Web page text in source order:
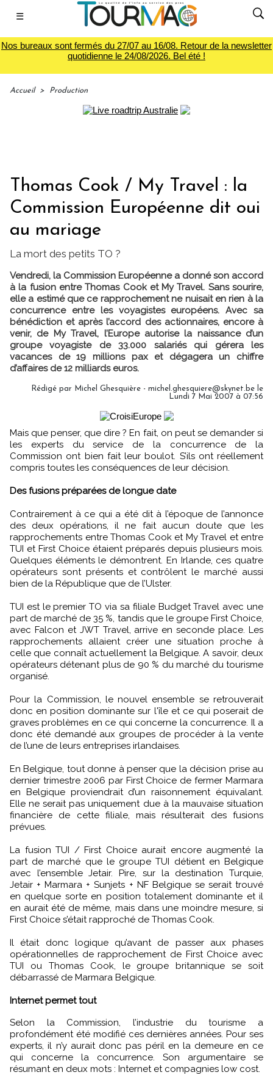
☰
Nos bureaux sont fermés du 27/07 au 16/08. Retour de la newsletter
quotidienne le 24/08/2026. Bel été !
Accueil > Production
Thomas Cook / My Travel : la
Commission Européenne dit oui
au mariage
La mort des petits TO ?
Vendredi, la Commission Européenne a donné son accord
à la fusion entre Thomas Cook et My Travel. Sans sourire,
elle a estimé que ce rapprochement ne nuisait en rien à la
concurrence entre les voyagistes européens. Avec sa
bénédiction et après l’accord des actionnaires, encore à
venir, de My Travel, l’Europe autorise la naissance d’un
groupe voyagiste de 33.000 salariés qui gérera les
vacances de 19 millions pax et dégagera un chiffre
d’affaires de 12 milliards euros.
Rédigé par Michel Ghesquière - michel.ghesquiere@skynet.be le
Lundi 7 Mai 2007 à 07:56
Mais que penser, que dire ? En fait, on peut se demander si
les experts du service de la concurrence de la
Commission ont bien fait leur boulot. S’ils ont réellement
compris toutes les conséquences de leur décision.
Des fusions préparées de longue date
Contrairement à ce qui a été dit à l’époque de l’annonce
des deux opérations, il ne fait aucun doute que les
rapprochements entre Thomas Cook et My Travel et entre
TUI et First Choice étaient préparés depuis plusieurs mois.
Quelques éléments le démontrent. En Irlande, ces quatre
opérateurs sont présents et contrôlent le marché aussi
bien de la République que de l’Ulster.
TUI est le premier TO via sa filiale Budget Travel avec une
part de marché de 35 %, tandis que le groupe First Choice,
avec Falcon et JWT Travel, arrive en seconde place. Les
rapprochements allaient créer une situation proche à
celle que connaît actuellement la Belgique. A savoir, deux
opérateurs détenant plus de 90 % du marché du tourisme
organisé.
Pour la Commission, le nouvel ensemble se retrouverait
donc en position dominante sur l'île et ce qui poserait de
graves problèmes en ce qui concerne la concurrence. Il a
donc été demandé aux groupes de procéder à la vente
de l’une de leurs entreprises irlandaises.
En Belgique, tout donne à penser que la décision prise au
dernier trimestre 2006 par First Choice de fermer Marmara
en Belgique proviendrait d’un raisonnement équivalant.
Elle ne serait pas uniquement due à la mauvaise situation
financière de cette filiale, mais résulterait des fusions
prévues.
La fusion TUI / First Choice aurait encore augmenté la
part de marché que le groupe TUI détient en Belgique
avec l’ensemble Jetair. Pire, sur la destination Turquie,
Jetair + Marmara + Sunjets + NF Belgique se serait trouvé
en quelque sorte en position totalement dominante et il
en aurait été de même, mais dans une moindre mesure, si
First Choice s’était rapproché de Thomas Cook.
Il était donc logique qu’avant de passer aux phases
opérationnelles de rapprochement de First Choice avec
TUI ou Thomas Cook, le groupe britannique se soit
débarrassé de Marmara Belgique.
Internet permet tout
Selon la Commission, l’industrie du tourisme a
profondément été modifié ces dernières années. Pour ses
experts, il n’y aurait donc pas péril en la demeure en ce
qui concerne la concurrence. Son argumentaire se
résumant en deux mots : Internet et compagnies low cost.